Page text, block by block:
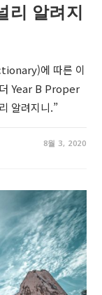
리 알려지
에 따른 이
Year B Proper
알려지니.”
8월 3, 2020